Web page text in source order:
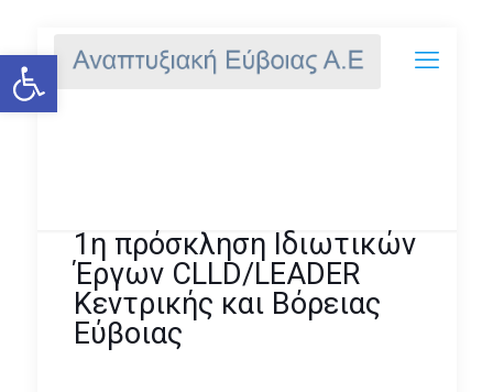
Ανοίξτε τη γραμμή εργαλείων
1η πρόσκληση Ιδιωτικών
Έργων CLLD/LEADER
Κεντρικής και Βόρειας
Εύβοιας